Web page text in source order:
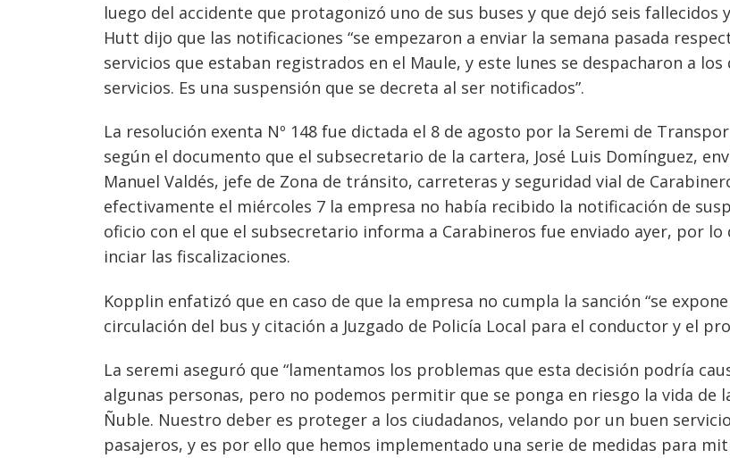
luego del accidente que protagonizó uno de sus buses y que dejó seis fallecidos
Hutt dijo que las notificaciones “se empezaron a enviar la semana pasada
servicios que estaban registrados en el Maule, y este lunes se despacharon a los
servicios. Es una suspensión que se decreta al ser notificados”.
La resolución exenta Nº 148 fue dictada el 8 de agosto por la Seremi de
según el documento que el subsecretario de la cartera, José Luis Domínguez,
Manuel Valdés, jefe de Zona de tránsito, carreteras y seguridad vial de
efectivamente el miércoles 7 la empresa no había recibido la notificación de
oficio con el que el subsecretario informa a Carabineros fue enviado ayer, por lo
inciar las fiscalizaciones.
Kopplin enfatizó que en caso de que la empresa no cumpla la sanción “se
circulación del bus y citación a Juzgado de Policía Local para el conductor y el
La seremi aseguró que “lamentamos los problemas que esta decisión podría
algunas personas, pero no podemos permitir que se ponga en riesgo la vida de
Ñuble. Nuestro deber es proteger a los ciudadanos, velando por un buen
pasajeros, y es por ello que hemos implementado una serie de medidas para